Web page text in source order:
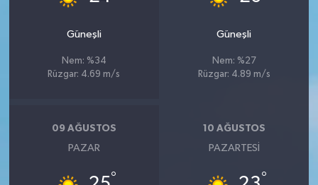
Güneşli
Nem: %34
Rüzgar: 4.69 m/s
Güneşli
Nem: %27
Rüzgar: 4.89 m/s
09 AĞUSTOS
PAZAR
°
10 AĞUSTOS
PAZARTESI
°